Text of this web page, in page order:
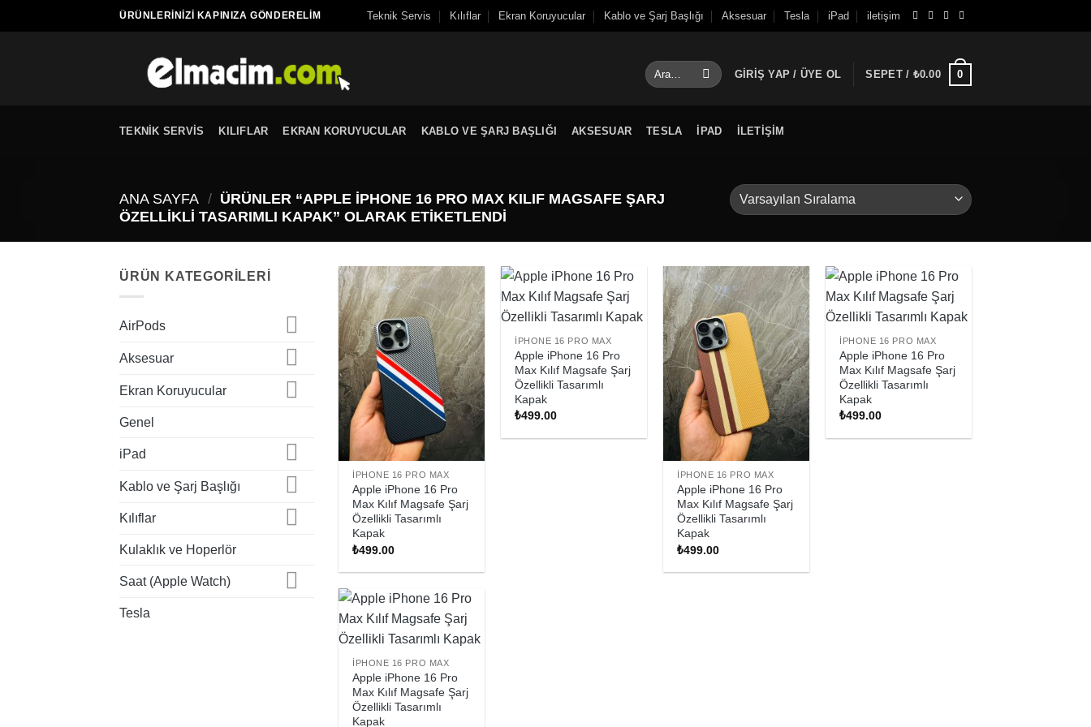
atla
ÜRÜNLERINIZI KAPINIZA GÖNDERELIM Teknik Servis Kılıflar Ekran Koruyucular Kablo ve Şarj Başlığı Aksesuar Tesla iPad iletişim
Ara:
GIRIŞ YAP / ÜYE OL SEPET / ₺0.00 0
TEKNIK SERVIS KILIFLAR EKRAN KORUYUCULAR KABLO VE ŞARJ BAŞLIĞI AKSESUAR TESLA IPAD ILETIŞIM
ANA SAYFA / ÜRÜNLER “APPLE IPHONE 16 PRO MAX KILIF MAGSAFE ŞARJ
ÖZELLIKLI TASARIMLI KAPAK” OLARAK ETIKETLENDI
ÜRÜN KATEGORILERI
AirPods
Aksesuar
Ekran Koruyucular
Genel
iPad
Kablo ve Şarj Başlığı
Kılıflar
Kulaklık ve Hoperlör
Saat (Apple Watch)
Tesla
IPHONE 16 PRO MAX
Apple iPhone 16 Pro
Max Kılıf Magsafe Şarj
Özellikli Tasarımlı
Kapak
₺499.00
IPHONE 16 PRO MAX
Apple iPhone 16 Pro
Max Kılıf Magsafe Şarj
Özellikli Tasarımlı
Kapak
₺499.00
IPHONE 16 PRO MAX
Apple iPhone 16 Pro
Max Kılıf Magsafe Şarj
Özellikli Tasarımlı
Kapak
₺499.00
IPHONE 16 PRO MAX
Apple iPhone 16 Pro
Max Kılıf Magsafe Şarj
Özellikli Tasarımlı
Kapak
₺499.00
IPHONE 16 PRO MAX
Apple iPhone 16 Pro
Max Kılıf Magsafe Şarj
Özellikli Tasarımlı
Kapak